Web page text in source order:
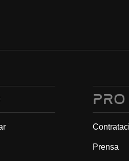
PRO
Prensa